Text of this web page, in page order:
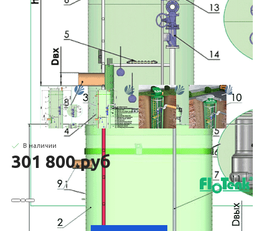
В наличии
301 800.руб